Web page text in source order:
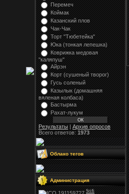
Перемеч
Коймак
Казанский плов
Чак-Чак
Торт "Тюбетейка"
Юка (тонкая лепешка)
Коврижка медовая
"каляпуш"
Айрэн
Корт (сушеный творог)
Гусь соленый
Казылык (домашняя
вяленая колбаса)
Бастырма
Рахат-лукум
Результаты|Архив опросов
Всего ответов:1973
Облако тегов
Администрация
Stifi